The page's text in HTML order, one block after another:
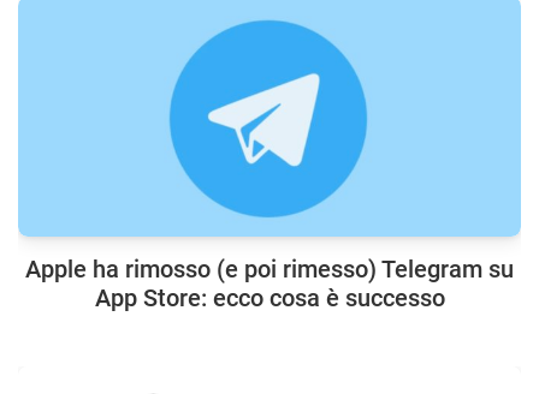
Apple ha rimosso (e poi rimesso) Telegram su
App Store: ecco cosa è successo